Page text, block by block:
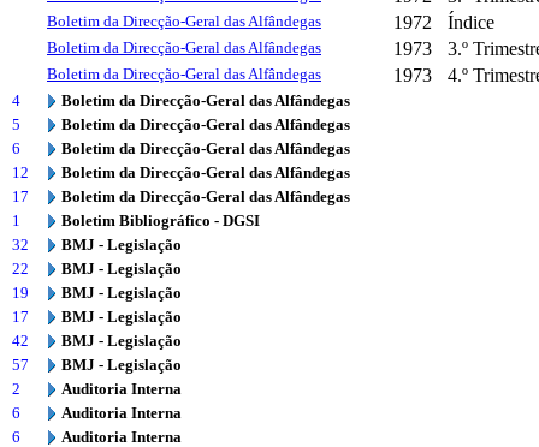
Boletim da Direcção-Geral das Alfândegas 1972 Índice
Boletim da Direcção-Geral das Alfândegas 1973 3.º
Boletim da Direcção-Geral das Alfândegas 1973 4.º
4
Boletim da Direcção-Geral das Alfândegas
5
Boletim da Direcção-Geral das Alfândegas
6
Boletim da Direcção-Geral das Alfândegas
12
Boletim da Direcção-Geral das Alfândegas
17
Boletim da Direcção-Geral das Alfândegas
1
Boletim Bibliográfico - DGSI
32
BMJ - Legislação
22
BMJ - Legislação
19
BMJ - Legislação
17
BMJ - Legislação
42
BMJ - Legislação
57
BMJ - Legislação
2
Auditoria Interna
6
Auditoria Interna
6
Auditoria Interna